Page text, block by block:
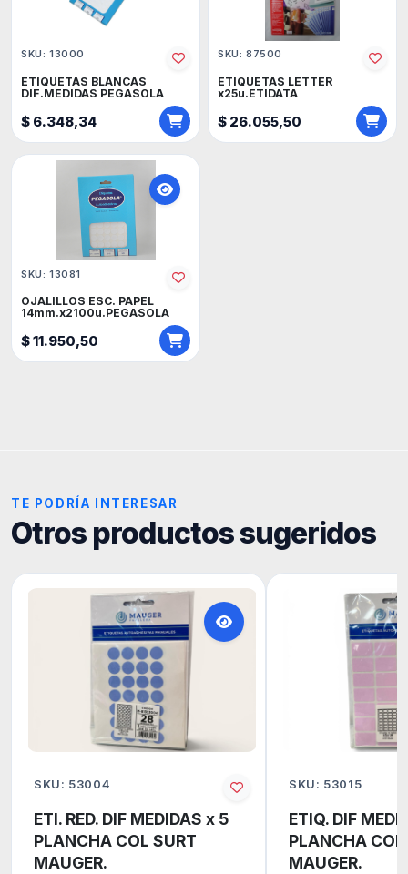
SKU: 13000
ETIQUETAS BLANCAS
DIF.MEDIDAS PEGASOLA
$ 6.348,34
SKU: 87500
ETIQUETAS LETTER
x25u.ETIDATA
$ 26.055,50
SKU: 13081
OJALILLOS ESC. PAPEL
14mm.x2100u.PEGASOLA
$ 11.950,50
TE PODRÍA INTERESAR
Otros productos sugeridos
SKU: 53004
ETI. RED. DIF MEDIDAS x 5
PLANCHA COL SURT
MAUGER.
SKU: 53015
ETIQ. DIF
PLANCHA COL
MAUGER.